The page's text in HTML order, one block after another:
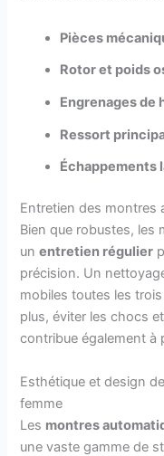
Pièces
Rotor et poids
Engrenages de
Ressort
Échappements
Entretien des montres
Bien que robustes, les
unentretien régulier
précision. Un
mobiles toutes les
plus, éviter les chocs
contribue également à
Esthétique et design
femme
Les montres
une vaste gamme de